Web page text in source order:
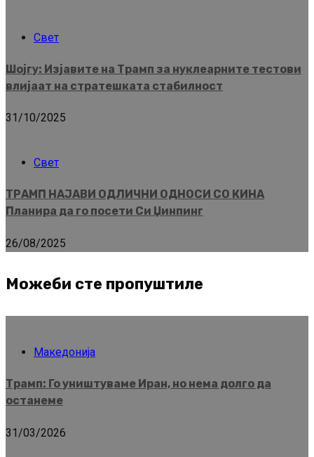
Свет
Шојгу: Изјавите на Трамп за нуклеарните тестови
влијаат на стратешката стабилност
31/10/2025
Свет
ТРАМП НАЈАВИ ОДЛИЧНИ ОДНОСИ СО КИНА
Планира да го посети Си Џинпинг
26/08/2025
Можеби сте пропуштиле
Македонија
Трамп: Го уништуваме Иран, но нема долго да
останеме
31/03/2026